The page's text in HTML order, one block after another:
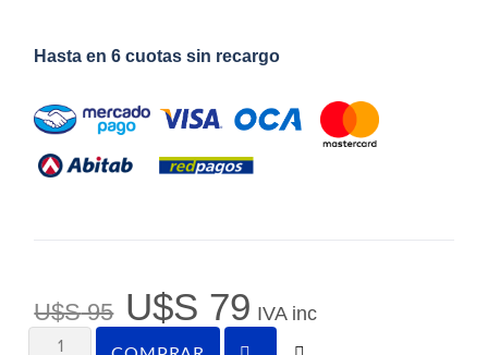
Hasta en 6 cuotas sin recargo
U$S95 U$S 79 IVA inc